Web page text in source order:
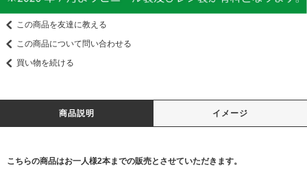
この商品を友達に教える
この商品について問い合わせる
買い物を続ける
商品説明 イメージ
こちらの商品はお一人様2本までの販売とさせていただきます。